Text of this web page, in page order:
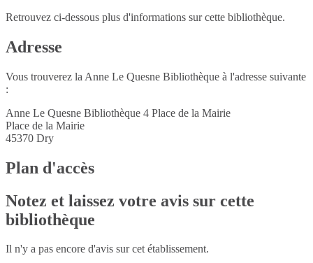
Retrouvez ci-dessous plus d'informations sur cette bibliothèque.
Adresse
Vous trouverez la Anne Le Quesne Bibliothèque à l'adresse suivante
:
Anne Le Quesne Bibliothèque 4 Place de la Mairie
Place de la Mairie
45370 Dry
Plan d'accès
Notez et laissez votre avis sur cette
bibliothèque
Il n'y a pas encore d'avis sur cet établissement.